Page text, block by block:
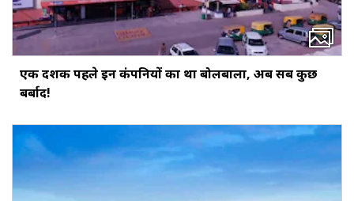
एक दशक पहले इन कंपनियों का था बोलबाला, अब सब कुछ
बर्बाद!